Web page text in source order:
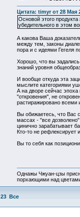
Цитата: timyr от 28 Мая
Основой этого
убедительного в этом
А какова Ваша
между тем, законы
пора и с идеями Гегеля
Хорошо, что вы задались
знаний уровня
И вообще откуда эта
мыслите категориями
А на дворе сейчас
"откровения", не
растиражировано всеми
Вы обижаетесь, что Вас
массах - "все дозволено"
цинично зарабатывает
Кто-то не рефлексирует
Вы то себя как
Однажы Чжуан-цзы
порхающими над
23 Все